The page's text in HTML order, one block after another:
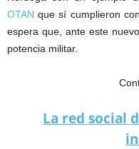
OTAN que sí cumplieron
espera que, ante este
potencia militar.
La red social